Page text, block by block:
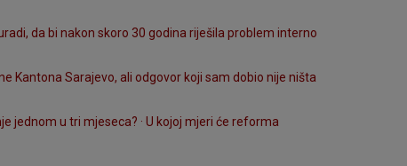
da bi nakon skoro 30 godina riješila problem interno
Kantona Sarajevo, ali odgovor koji sam dobio nije ništa
jednom u tri mjeseca? · U kojoj mjeri će reforma